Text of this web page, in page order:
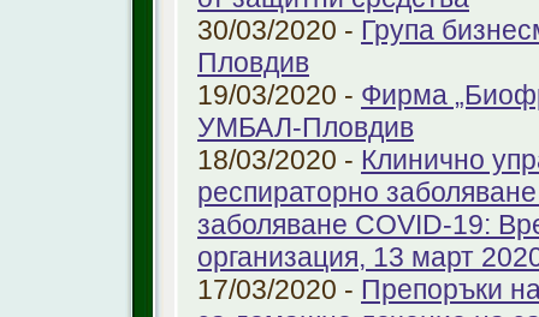
30/03/2020 - Група
Пловдив
19/03/2020 - Фирма
УМБАЛ-Пловдив
18/03/2020 - Клинично
респираторно
заболяване COVID-19:
организация, 13 март
17/03/2020 - Препоръки